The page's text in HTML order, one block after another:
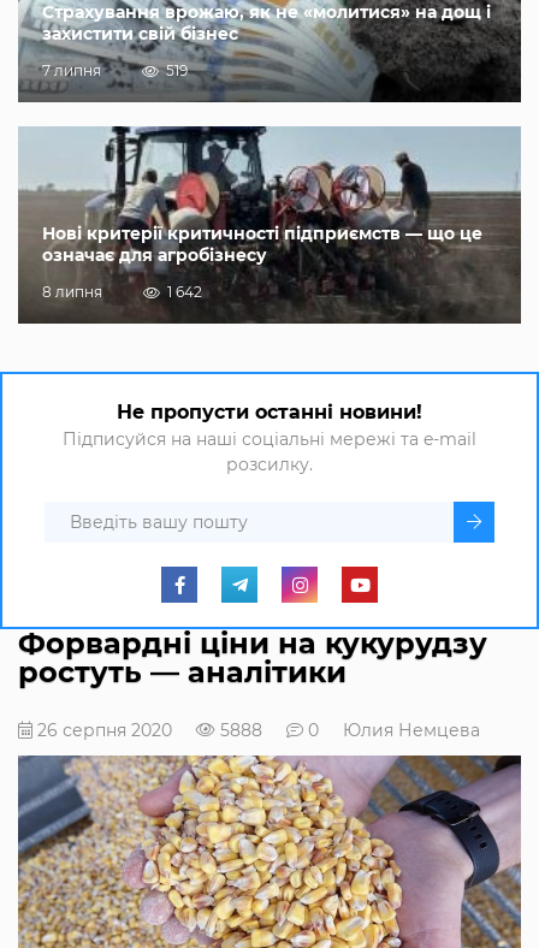
Страхування врожаю, як не «молитися» на дощ і
захистити свій бізнес
7 липня 519
Нові критерії критичності підприємств — що це
означає для агробізнесу
8 липня 1 642
Не пропусти останні новини!
Підписуйся на наші соціальні мережі та e-mail
розсилку.
Форвардні ціни на кукурудзу
ростуть — аналітики
26 серпня 2020 5888 0 Юлия Немцева